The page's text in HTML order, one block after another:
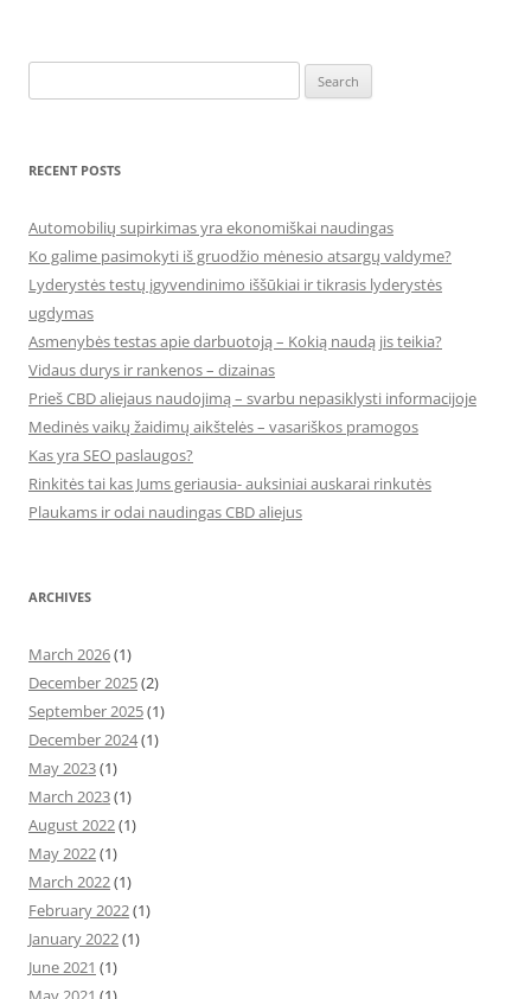
for:
RECENT POSTS
Automobilių supirkimas yra ekonomiškai naudingas
Ko galime pasimokyti iš gruodžio mėnesio atsargų valdyme?
Lyderystės testų įgyvendinimo iššūkiai ir tikrasis lyderystės
ugdymas
Asmenybės testas apie darbuotoją – Kokią naudą jis teikia?
Vidaus durys ir rankenos – dizainas
Prieš CBD aliejaus naudojimą – svarbu nepasiklysti informacijoje
Medinės vaikų žaidimų aikštelės – vasariškos pramogos
Kas yra SEO paslaugos?
Rinkitės tai kas Jums geriausia- auksiniai auskarai rinkutės
Plaukams ir odai naudingas CBD aliejus
ARCHIVES
March 2026(1)
December 2025(2)
September 2025(1)
December 2024(1)
May 2023(1)
March 2023(1)
August 2022(1)
May 2022(1)
March 2022(1)
February 2022(1)
January 2022(1)
June 2021 (1)